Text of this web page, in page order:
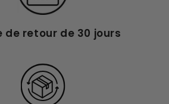
de retour de 30 jours